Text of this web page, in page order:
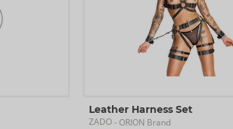
Leather Harness Set
ZADO- ORION Brand